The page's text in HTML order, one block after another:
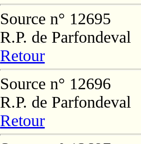
Source n° 12695
R.P. de Parfondeval
Retour
Source n° 12696
R.P. de Parfondeval
Retour